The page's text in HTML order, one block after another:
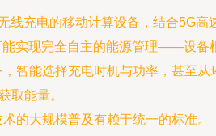
线充电的移动计算设备，结合5G高
能实现完全自主的能源管理——设备
智能选择充电时机与功率，甚至从
取能量。
术的大规模普及有赖于统一的标准。